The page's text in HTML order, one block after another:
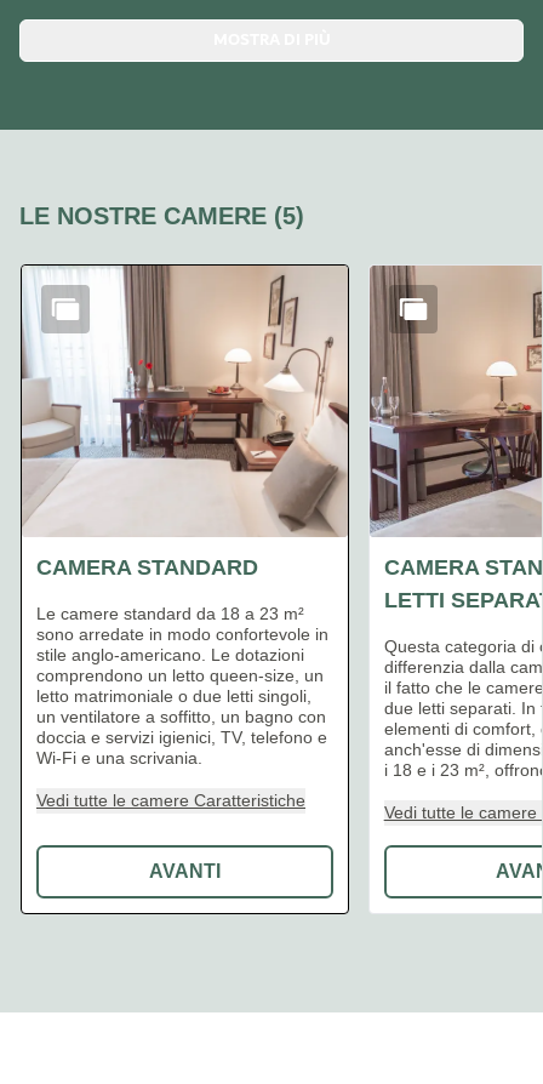
LE NOSTRE CAMERE (5)
Diapositiva 1 di 5
CAMERA STANDARD
Le camere standard da 18 a 23 m²
sono arredate in modo confortevole in
stile anglo-americano. Le dotazioni
comprendono un letto queen-size, un
letto matrimoniale o due letti singoli,
un ventilatore a soffitto, un bagno con
doccia e servizi igienici, TV, telefono e
Wi-Fi e una scrivania.
Vedi tutte le camere Caratteristiche
AVANTI
CAMERA
LETTI
Questa categoria di
differenzia dalla
il fatto che le
due letti separati. In
elementi di comfort,
anch'esse di
i 18 e i 23 m²,
Vedi tutte le camere